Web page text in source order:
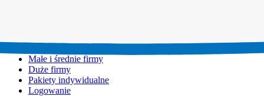
Małe i średnie firmy
Duże firmy
Pakiety indywidualne
Logowanie